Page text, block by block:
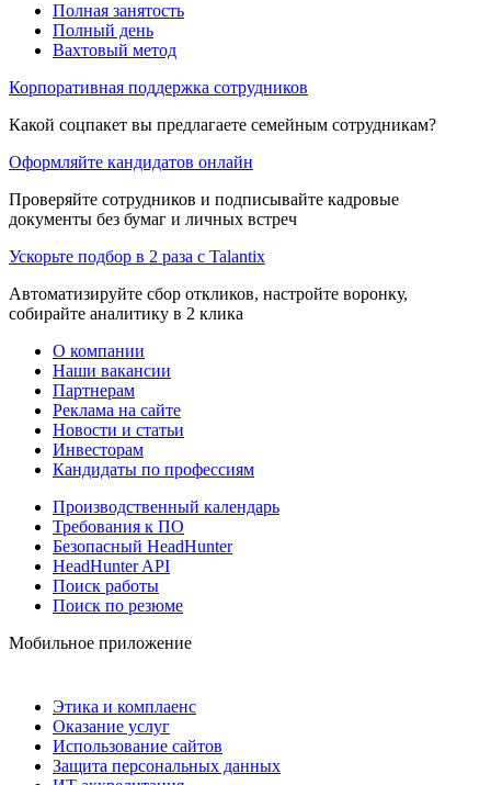
Полная занятость
Полный день
Вахтовый метод
Корпоративная поддержка сотрудников
Какой соцпакет вы предлагаете семейным сотрудникам?
Оформляйте кандидатов онлайн
Проверяйте сотрудников и подписывайте кадровые
документы без бумаг и личных встреч
Ускорьте подбор в 2 раза с Talantix
Автоматизируйте сбор откликов, настройте воронку,
собирайте аналитику в 2 клика
О компании
Наши вакансии
Партнерам
Реклама на сайте
Новости и статьи
Инвесторам
Кандидаты по профессиям
Производственный календарь
Требования к ПО
Безопасный HeadHunter
HeadHunter API
Поиск работы
Поиск по резюме
Мобильное приложение
Этика и комплаенс
Оказание услуг
Использование сайтов
Защита персональных данных